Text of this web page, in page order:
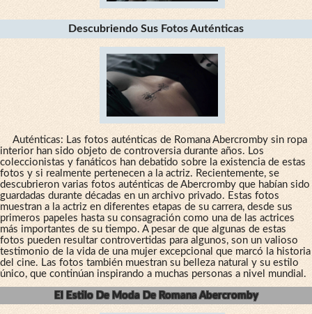
Descubriendo Sus Fotos Auténticas
Auténticas: Las fotos auténticas de Romana Abercromby sin ropa
interior han sido objeto de controversia durante años. Los
coleccionistas y fanáticos han debatido sobre la existencia de estas
fotos y si realmente pertenecen a la actriz. Recientemente, se
descubrieron varias fotos auténticas de Abercromby que habían sido
guardadas durante décadas en un archivo privado. Estas fotos
muestran a la actriz en diferentes etapas de su carrera, desde sus
primeros papeles hasta su consagración como una de las actrices
más importantes de su tiempo. A pesar de que algunas de estas
fotos pueden resultar controvertidas para algunos, son un valioso
testimonio de la vida de una mujer excepcional que marcó la historia
del cine. Las fotos también muestran su belleza natural y su estilo
único, que continúan inspirando a muchas personas a nivel mundial.
El Estilo De Moda De Romana Abercromby